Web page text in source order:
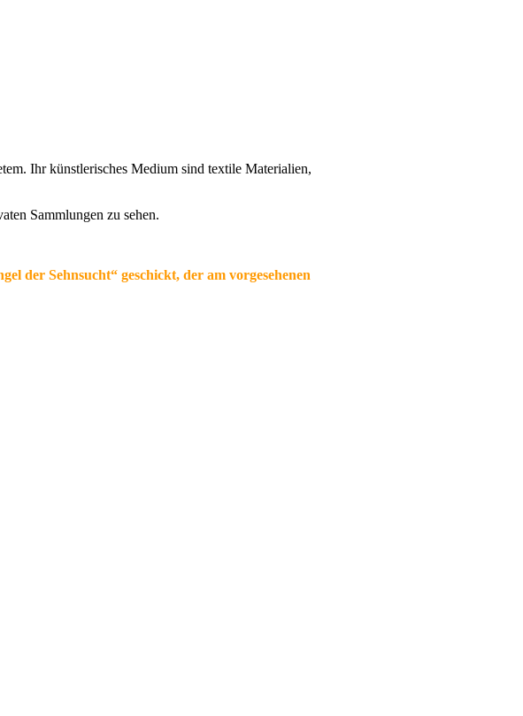
Ihr künstlerisches Medium sind textile Materialien,
Sammlungen zu sehen.
der Sehnsucht“ geschickt, der am vorgesehenen